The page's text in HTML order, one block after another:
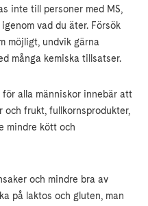
inte till personer med MS,
vad du äter. Försök
möjligt, undvik gärna
många kemiska tillsatser.
alla människor innebär att
och frukt, fullkornsprodukter,
mindre kött och
och mindre bra av
på laktos och gluten, man